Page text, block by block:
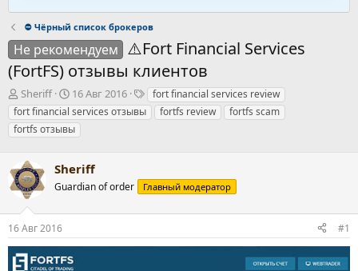
⛔ Чёрный список брокеров
Не рекомендуем ⚠️Fort Financial Services
(FortFS) отзывы клиентов
А
в
т
о
т
е
м
ы
Sheriff
Д
а
т
а
а
а
16 Авг 2016
Т
е
г
fort financial services review
fort financial services отзывы
fortfs review
fortfs scam
fortfs отзывы
Sheriff
Guardian of order Главный модератор
16 Авг 2016 #1